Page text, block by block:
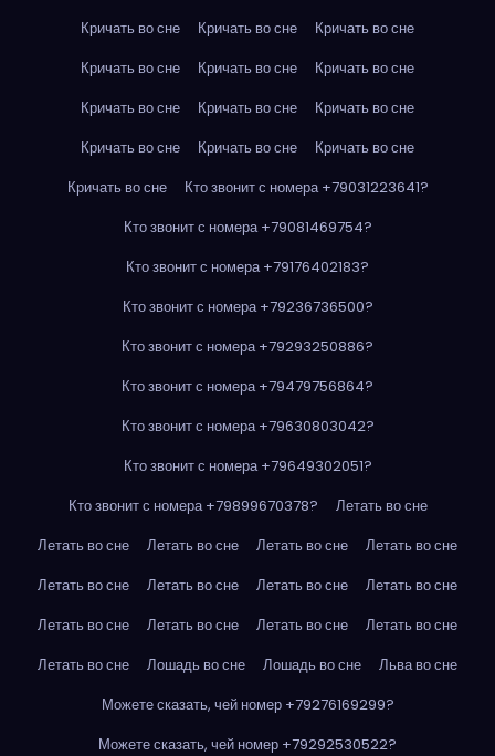
Кричать во сне
Кричать во сне
Кричать во сне
Кричать во сне
Кричать во сне
Кричать во сне
Кричать во сне
Кричать во сне
Кричать во сне
Кричать во сне
Кричать во сне
Кричать во сне
Кричать во сне
Кто звонит с номера +79031223641?
Кто звонит с номера +79081469754?
Кто звонит с номера +79176402183?
Кто звонит с номера +79236736500?
Кто звонит с номера +79293250886?
Кто звонит с номера +79479756864?
Кто звонит с номера +79630803042?
Кто звонит с номера +79649302051?
Кто звонит с номера +79899670378?
Летать во сне
Летать во сне
Летать во сне Летать во сне
Летать во сне
Летать во сне
Летать во сне Летать во сне
Летать во сне
Летать во сне
Летать во сне Летать во сне
Летать во сне
Летать во сне
Лошадь во сне Лошадь во сне
Льва во сне
Можете сказать, чей номер +79276169299?
Можете сказать, чей номер +79292530522?